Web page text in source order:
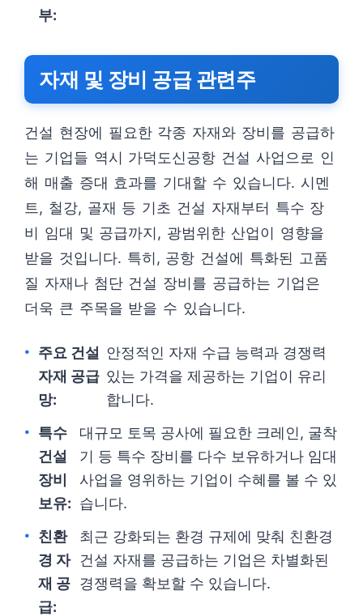
부:
자재 및 장비 공급 관련주
건설 현장에 필요한 각종 자재와 장비를 공급하
는 기업들 역시 가덕도신공항 건설 사업으로 인
해 매출 증대 효과를 기대할 수 있습니다. 시멘
트, 철강, 골재 등 기초 건설 자재부터 특수 장
비 임대 및 공급까지, 광범위한 산업이 영향을
받을 것입니다. 특히, 공항 건설에 특화된 고품
질 자재나 첨단 건설 장비를 공급하는 기업은
더욱 큰 주목을 받을 수 있습니다.
주요 건설
자재 공급
망:
안정적인 자재 수급 능력과 경쟁력
있는 가격을 제공하는 기업이 유리
합니다.
특수
건설
장비
보유:
대규모 토목 공사에 필요한 크레인, 굴착
기 등 특수 장비를 다수 보유하거나 임대
사업을 영위하는 기업이 수혜를 볼 수 있
습니다.
친환
경 자
재 공
급:
최근 강화되는 환경 규제에 맞춰 친환경
건설 자재를 공급하는 기업은 차별화된
경쟁력을 확보할 수 있습니다.